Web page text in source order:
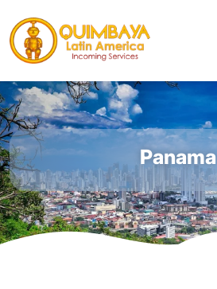
Panama